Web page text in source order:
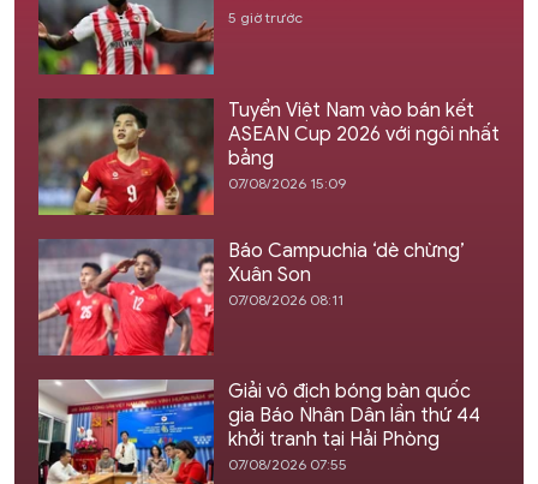
5 giờ trước
Tuyển Việt Nam vào bán kết
ASEAN Cup 2026 với ngôi nhất
bảng
07/08/2026 15:09
Báo Campuchia ‘dè chừng’
Xuân Son
07/08/2026 08:11
Giải vô địch bóng bàn quốc
gia Báo Nhân Dân lần thứ 44
khởi tranh tại Hải Phòng
07/08/2026 07:55